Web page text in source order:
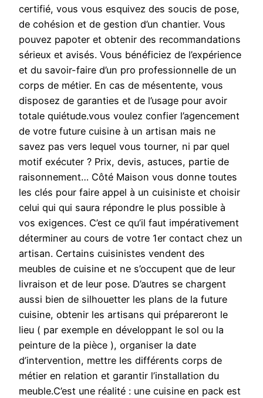
certifié, vous vous esquivez des soucis de pose,
de cohésion et de gestion d’un chantier. Vous
pouvez papoter et obtenir des recommandations
sérieux et avisés. Vous bénéficiez de l’expérience
et du savoir-faire d’un pro professionnelle de un
corps de métier. En cas de mésentente, vous
disposez de garanties et de l’usage pour avoir
totale quiétude.vous voulez confier l’agencement
de votre future cuisine à un artisan mais ne
savez pas vers lequel vous tourner, ni par quel
motif exécuter ? Prix, devis, astuces, partie de
raisonnement… Côté Maison vous donne toutes
les clés pour faire appel à un cuisiniste et choisir
celui qui qui saura répondre le plus possible à
vos exigences. C’est ce qu’il faut impérativement
déterminer au cours de votre 1er contact chez un
artisan. Certains cuisinistes vendent des
meubles de cuisine et ne s’occupent que de leur
livraison et de leur pose. D’autres se chargent
aussi bien de silhouetter les plans de la future
cuisine, obtenir les artisans qui prépareront le
lieu ( par exemple en développant le sol ou la
peinture de la pièce ), organiser la date
d’intervention, mettre les différents corps de
métier en relation et garantir l’installation du
meuble.C’est une réalité : une cuisine en pack est